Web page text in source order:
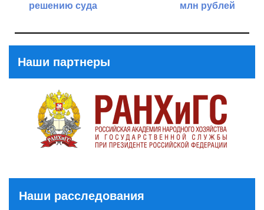
решению суда
млн рублей
Наши партнеры
Наши расследования